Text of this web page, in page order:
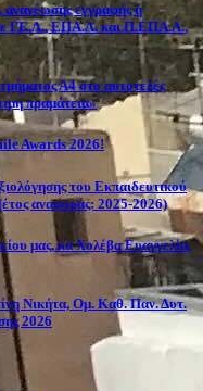
ανανέωσης εγγραφής ή
ΓΕ.Λ., ΕΠΑ.Λ. και Π.ΕΠΑ.Λ.,
Α4 στο αυτοτελές
πραμάτεια»
Awards 2026!
του Εκπαιδευτικού
αναφοράς: 2025-2026)
μας, κα Χολέβα Ευαγγελία,
Νικήτα, Ομ. Καθ. Παν. Δυτ.
2026